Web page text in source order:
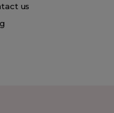
us